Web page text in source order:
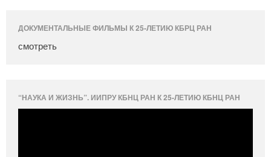
ДОКУМЕНТАЛЬНЫЕ ФИЛЬМЫ К 25-ЛЕТИЮ КБРЦ РАН
смотреть
“НАУКА И ЖИЗНЬ”. ИИПРУ КБНЦ РАН К 25-ЛЕТИЮ КБНЦ РАН